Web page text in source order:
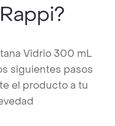
Vidrio 300 mL
siguientes pasos
el producto a tu